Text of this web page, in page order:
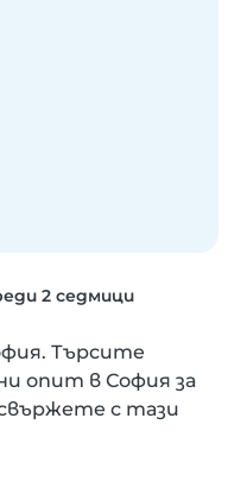
2 седмици
Търсите
опит в София за
свържете с тази